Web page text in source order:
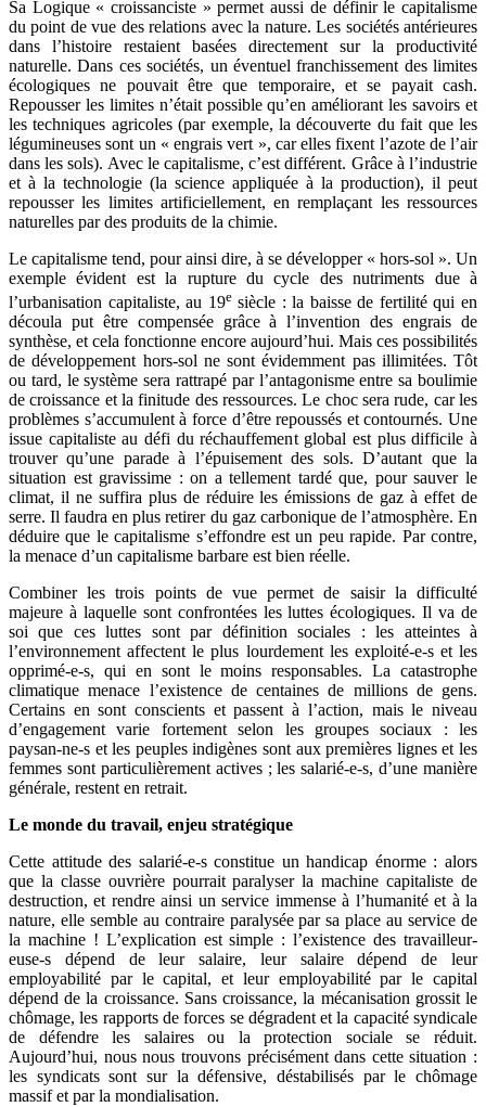
Sa Logique « croissanciste » permet aussi de définir le capitalisme
du point de vue des relations avec la nature. Les sociétés antérieures
dans l’histoire restaient basées directement sur la productivité
naturelle. Dans ces sociétés, un éventuel franchissement des limites
écologiques ne pouvait être que temporaire, et se payait cash.
Repousser les limites n’était possible qu’en améliorant les savoirs et
les techniques agricoles (par exemple, la découverte du fait que les
légumineuses sont un « engrais vert », car elles fixent l’azote de l’air
dans les sols). Avec le capitalisme, c’est différent. Grâce à l’industrie
et à la technologie (la science appliquée à la production), il peut
repousser les limites artificiellement, en remplaçant les ressources
naturelles par des produits de la chimie.
Le capitalisme tend, pour ainsi dire, à se développer « hors-sol ». Un
exemple évident est la rupture du cycle des nutriments due à
l’urbanisation capitaliste, au 19esiècle : la baisse de fertilité qui en
découla put être compensée grâce à l’invention des engrais de
synthèse, et cela fonctionne encore aujourd’hui. Mais ces possibilités
de développement hors-sol ne sont évidemment pas illimitées. Tôt
ou tard, le système sera rattrapé par l’antagonisme entre sa boulimie
de croissance et la finitude des ressources. Le choc sera rude, car les
problèmes s’accumulent à force d’être repoussés et contournés. Une
issue capitaliste au défi du réchauffement global est plus difficile à
trouver qu’une parade à l’épuisement des sols. D’autant que la
situation est gravissime : on a tellement tardé que, pour sauver le
climat, il ne suffira plus de réduire les émissions de gaz à effet de
serre. Il faudra en plus retirer du gaz carbonique de l’atmosphère. En
déduire que le capitalisme s’effondre est un peu rapide. Par contre,
la menace d’un capitalisme barbare est bien réelle.
Combiner les trois points de vue permet de saisir la difficulté
majeure à laquelle sont confrontées les luttes écologiques. Il va de
soi que ces luttes sont par définition sociales : les atteintes à
l’environnement affectent le plus lourdement les exploité-e-s et les
opprimé-e-s, qui en sont le moins responsables. La catastrophe
climatique menace l’existence de centaines de millions de gens.
Certains en sont conscients et passent à l’action, mais le niveau
d’engagement varie fortement selon les groupes sociaux : les
paysan-ne-s et les peuples indigènes sont aux premières lignes et les
femmes sont particulièrement actives ; les salarié-e-s, d’une manière
générale, restent en retrait.
Le monde du travail, enjeu stratégique
Cette attitude des salarié-e-s constitue un handicap énorme : alors
que la classe ouvrière pourrait paralyser la machine capitaliste de
destruction, et rendre ainsi un service immense à l’humanité et à la
nature, elle semble au contraire paralysée par sa place au service de
la machine ! L’explication est simple : l’existence des travailleur-
euse-s dépend de leur salaire, leur salaire dépend de leur
employabilité par le capital, et leur employabilité par le capital
dépend de la croissance. Sans croissance, la mécanisation grossit le
chômage, les rapports de forces se dégradent et la capacité syndicale
de défendre les salaires ou la protection sociale se réduit.
Aujourd’hui, nous nous trouvons précisément dans cette situation :
les syndicats sont sur la défensive, déstabilisés par le chômage
massif et par la mondialisation.